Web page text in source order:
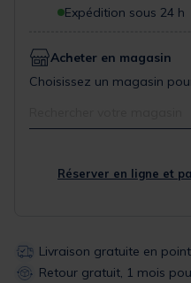
Expédition sous 24 h
Acheter en magasin
Choisissez un magasin
Réserver en ligne et
Livraison gratuite en
Retour gratuit, 1 mois